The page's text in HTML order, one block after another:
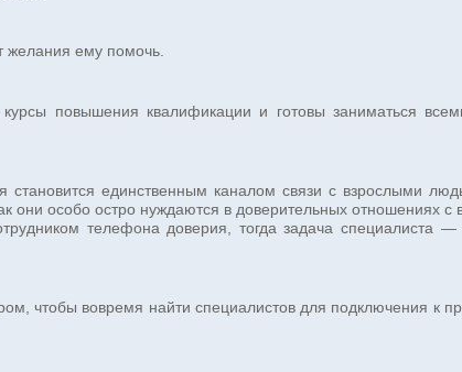
желания ему помочь.
повышения квалификации и готовы заниматься
единственным каналом связи с взрослыми
они особо остро нуждаются в доверительных отношениях
телефона доверия, тогда задача специалиста
чтобы вовремя найти специалистов для подключения к